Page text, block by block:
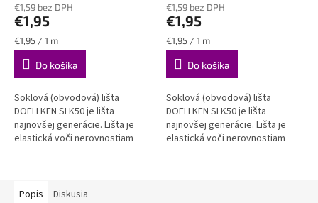
DOELLKEN SLK50
produktu
je
5,0
z
hviezdičiek.
€1,59 bez DPH
€1,95
Jednotková
cena:
€1,95 / 1 m
Do košíka
Soklová (obvodová) lišta
DOELLKEN SLK50 je lišta
najnovšej generácie. Lišta je
elastická voči nerovnostiam
plastová obvodová lišta
DOELLKEN SLK50
produktu
je
4,5
z
hviezdičiek.
€1,59 bez DPH
€1,95
Jednotková
cena:
€1,95 / 1 m
Do košíka
Soklová (obvodová) lišta
DOELLKEN SLK50 je lišta
najnovšej generácie. Lišta je
elastická voči nerovnostiam
Popis Diskusia